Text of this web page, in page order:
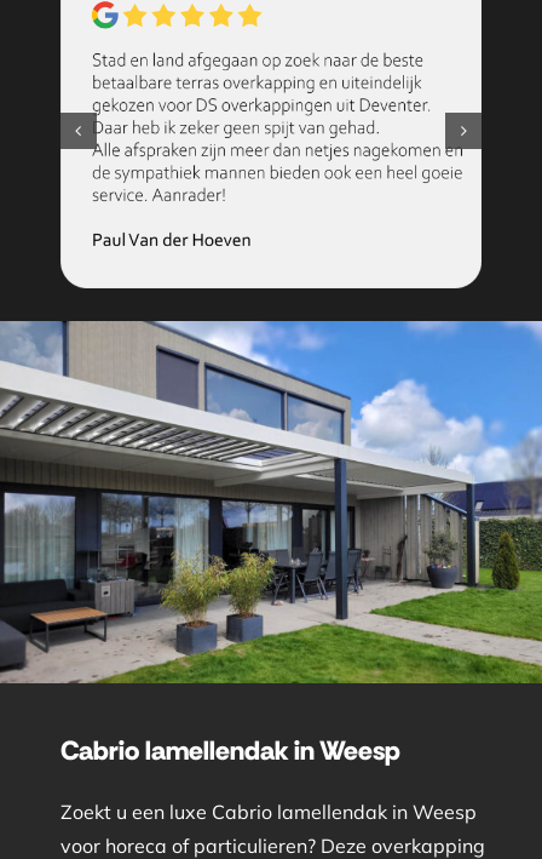
Cabrio lamellendak in Weesp
Zoekt u een luxe Cabrio lamellendak in Weesp
voor horeca of particulieren? Deze overkapping